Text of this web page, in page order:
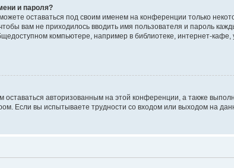
и пароля?
оставаться под своим именем на конференции только
вам не приходилось вводить имя пользователя и пароль
компьютере, например в библиотеке, интернет-кафе,
авторизованным на этой конференции, а также
Если вы испытываете трудности со входом или выходом на